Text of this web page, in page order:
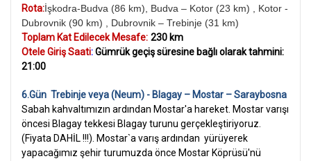
Rota:İşkodra-Budva (86 km), Budva – Kotor (23 km) , Kotor -
Dubrovnik (90 km) , Dubrovnik – Trebinje (31 km)
Toplam Kat Edilecek Mesafe: 230 km
Otele Giriş Saati:Gümrük geçiş süresine bağlı olarak tahmini:
21:00
6.Gün Trebinjeveya (Neum) - Blagay – Mostar – Saraybosna
Sabah kahvaltımızın ardından Mostar'a hareket. Mostar varışı
öncesi Blagay tekkesi Blagay turunu gerçekleştiriyoruz.
(Fiyata DAHİL !!!). Mostar`a varış ardından yürüyerek
yapacağımız şehir turumuzda önce Mostar Köprüsü'nü